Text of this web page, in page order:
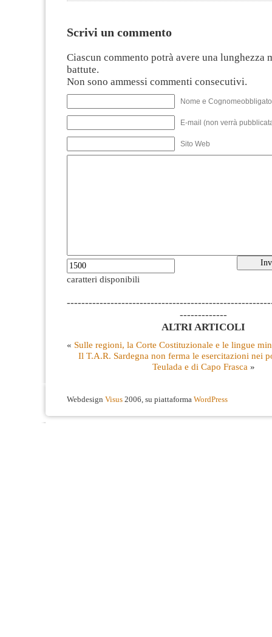
Scrivi un commento
Ciascun commento potrà avere una lunghezza
battute.
Non sono ammessi commenti consecutivi.
Nome e
E-mail (non verrà
Sito Web
caratteri disponibili
-------------
ALTRI ARTICOLI
« Sulle regioni, la Corte Costituzionale e le lingue
Il T.A.R. Sardegna non ferma le esercitazioni nei
Teulada e di Capo Frasca »
Webdesign Visus 2006, su piattaforma WordPress